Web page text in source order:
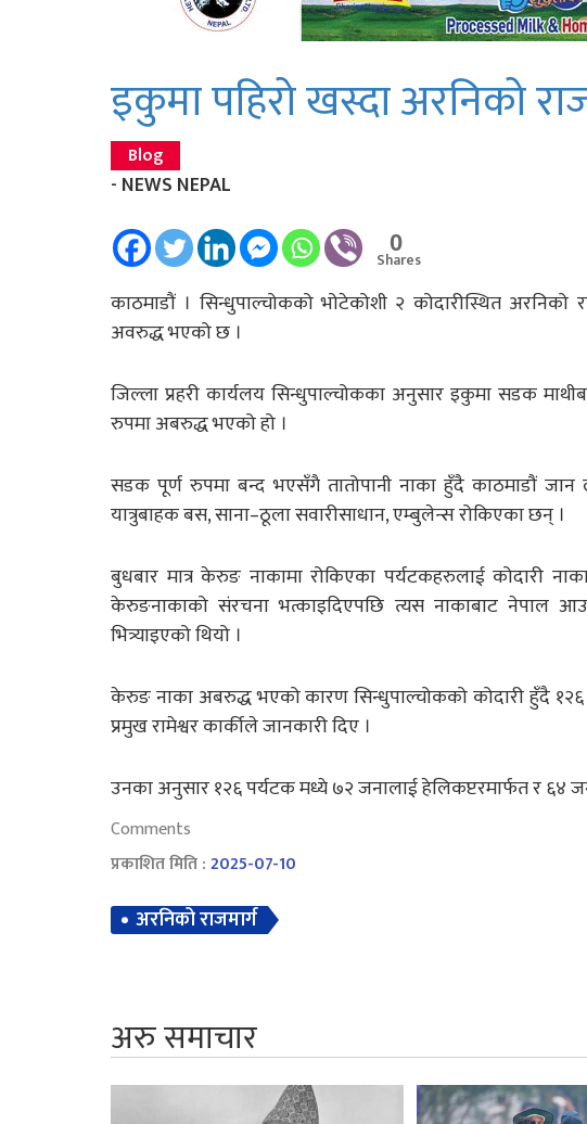
इकुमा पहिरो खस्दा अरनिको
Blog
- NEWS NEPAL
0
Shares
काठमाडौं । सिन्धुपाल्चोकको भोटेकोशी २ कोदारीस्थित अरनिको
अवरुद्ध भएको छ ।
जिल्ला प्रहरी कार्यलय सिन्धुपाल्चोकका अनुसार इकुमा सडक
रुपमा अबरुद्ध भएको हो ।
सडक पूर्ण रुपमा बन्द भएसँगै तातोपानी नाका हुँदै काठमाडौं
यात्रुबाहक बस, साना–ठूला सवारीसाधान, एम्बुलेन्स रोकिएका छन् ।
बुधबार मात्र केरुङ नाकामा रोकिएका पर्यटकहरुलाई कोदारी
केरुङनाकाको संरचना भत्काइदिएपछि त्यस नाकाबाट नेपाल
भित्र्याइएको थियो ।
केरुङ नाका अबरुद्ध भएको कारण सिन्धुपाल्चोकको कोदारी हुँदै १२६
प्रमुख रामेश्वर कार्कीले जानकारी दिए ।
उनका अनुसार १२६ पर्यटक मध्ये ७२ जनालाई हेलिकप्टरमार्फत र ६४
Comments
प्रकाशित मिति :2025-07-10
अरनिको राजमार्ग
अरु समाचार